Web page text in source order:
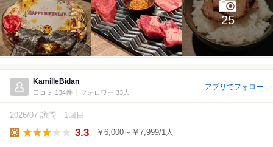
25
KamilleBidan
口コミ 134件 フォロワー 33人
アプリでフォロー
2026/07 訪問 1回目
3.3 ￥6,000～￥7,999/1人